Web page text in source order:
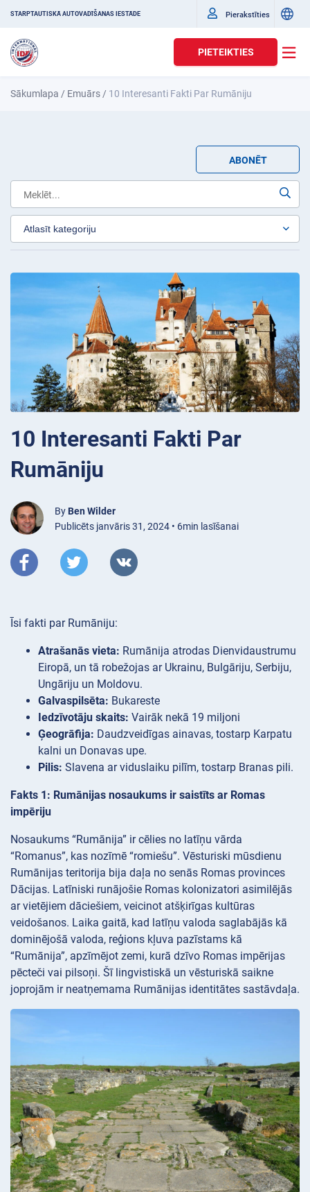
STARPTAUTISKĀ AUTOVADĪŠANAS IESTĀDE Pierakstīties
PIETEIKTIES
Sākumlapa / Emuārs / 10 Interesanti Fakti Par Rumāniju
ABONĒT
10 Interesanti Fakti Par
Rumāniju
By Ben Wilder
Publicēts janvāris 31, 2024 • 6min lasīšanai
Īsi fakti par Rumāniju:
Atrašanās vieta: Rumānija atrodas Dienvidaustrumu
Eiropā, un tā robežojas ar Ukrainu, Bulgāriju, Serbiju,
Ungāriju un Moldovu.
Galvaspilsēta: Bukareste
Iedzīvotāju skaits: Vairāk nekā 19 miljoni
Ģeogrāfija: Daudzveidīgas ainavas, tostarp Karpatu
kalni un Donavas upe.
Pilis: Slavena ar viduslaiku pilīm, tostarp Branas pili.
Fakts 1: Rumānijas nosaukums ir saistīts ar Romas
impēriju
Nosaukums “Rumānija” ir cēlies no latīņu vārda
“Romanus”, kas nozīmē “romiešu”. Vēsturiski mūsdienu
Rumānijas teritorija bija daļa no senās Romas provinces
Dācijas. Latīniski runājošie Romas kolonizatori asimilējās
ar vietējiem dāciešiem, veicinot atšķirīgas kultūras
veidošanos. Laika gaitā, kad latīņu valoda saglabājās kā
dominējošā valoda, reģions kļuva pazīstams kā
“Rumānija”, apzīmējot zemi, kurā dzīvo Romas impērijas
pēcteči vai pilsoņi. Šī lingvistiskā un vēsturiskā saikne
joprojām ir neatņemama Rumānijas identitātes sastāvdaļa.